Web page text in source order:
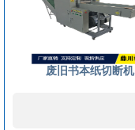
废旧书本纸切断机